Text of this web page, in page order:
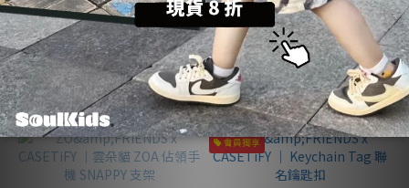
架 | 鏡面美學
NT$1,350 NT$1,580
會員獨享